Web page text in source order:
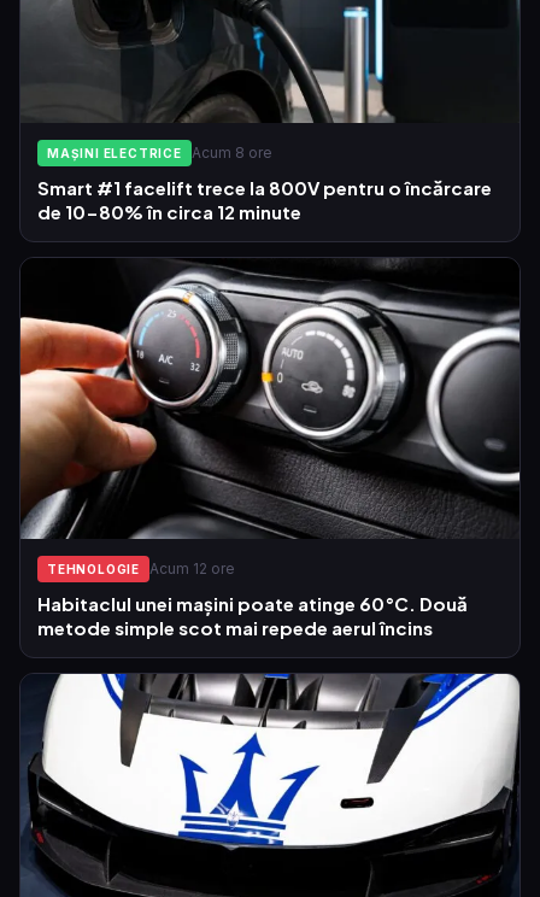
MAȘINI ELECTRICE Acum 8 ore
Smart #1 facelift trece la 800V pentru o încărcare
de 10-80% în circa 12 minute
TEHNOLOGIE Acum 12 ore
Habitaclul unei mașini poate atinge 60°C. Două
metode simple scot mai repede aerul încins